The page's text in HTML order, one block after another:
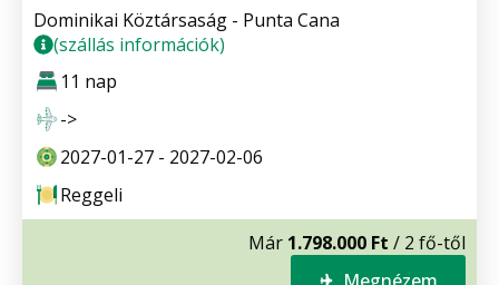
Dominikai Köztársaság - Punta Cana
(szállás információk)
11 nap
->
2027-01-27 - 2027-02-06
Reggeli
Már 1.798.000 Ft / 2 fő-től